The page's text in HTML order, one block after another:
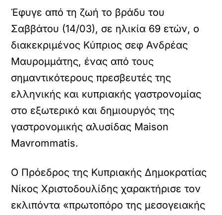
Έφυγε από τη ζωή το βράδυ του
Σαββάτου (14/03), σε ηλικία 69 ετών, ο
διακεκριμένος Κύπριος σεφ Ανδρέας
Μαυρομμάτης, ένας από τους
σημαντικότερους πρεσβευτές της
ελληνικής και κυπριακής γαστρονομίας
στο εξωτερικό και δημιουργός της
γαστρονομικής αλυσίδας Maison
Mavrommatis.
Ο Πρόεδρος της Κυπριακής Δημοκρατίας
Νίκος Χριστοδουλίδης χαρακτήρισε τον
εκλιπόντα «πρωτοπόρο της μεσογειακής